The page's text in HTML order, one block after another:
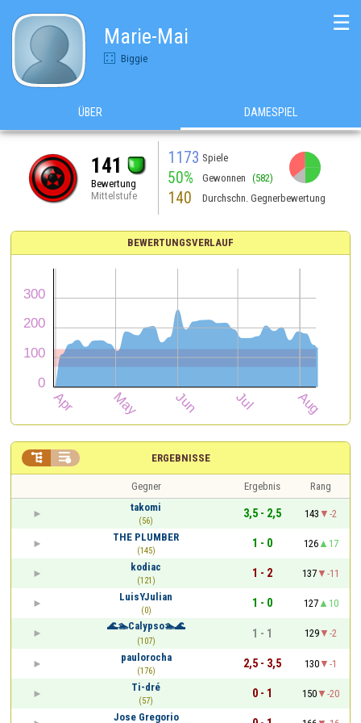
Marie-Mai
Biggie
☰
ÜBER DAMESPIEL
141
Bewertung
Mittelstufe
1173 Spiele
50% Gewonnen (582)
140 Durchschn. Gegnerbewertung
BEWERTUNGSVERLAUF
ERGEBNISSE
 
Gegner Ergebnis
Rang
takomi
(56)
3,5 - 2,5 143
-2
THE PLUMBER
(145)
1 - 0 126
17
kodiac
(121)
1 - 2 137
-11
LuisYJulian
(0)
1 - 0 127
10
🌊🏊Calypso🏊🌊
(107)
1 - 1 129
-2
paulorocha
(176)
2,5 - 3,5 130
-1
Ti-dré
(57)
0 - 1 150
-20
Jose Gregorio